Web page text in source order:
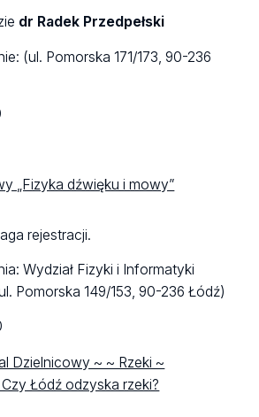
dr Radek Przedpełski
(ul. Pomorska 171/173, 90-236
„Fizyka dźwięku i mowy”
rejestracji.
Wydział Fizyki i Informatyki
Pomorska 149/153, 90-236 Łódź)
Dzielnicowy ~ ~ Rzeki ~
Łódź odzyska rzeki?